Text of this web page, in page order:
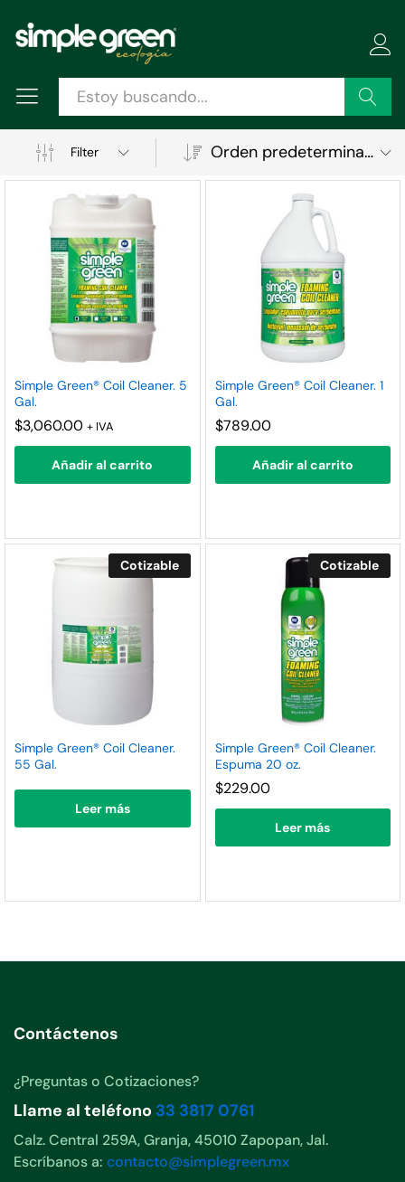
Buscar
Filter Orden predeterminado
Simple Green® Coil Cleaner. 5
Gal.
$3,060.00 + IVA
Añadir al carrito
Simple Green® Coil Cleaner. 1
Gal.
$789.00
Añadir al carrito
Cotizable
Simple Green® Coil Cleaner.
55 Gal.
Leer más
Cotizable
Simple Green® Coil Cleaner.
Espuma 20 oz.
$229.00
Leer más
Contáctenos
¿Preguntas o Cotizaciones?
Llame al teléfono 33 3817 0761
Calz. Central 259A, Granja, 45010 Zapopan, Jal.
Escríbanos a: contacto@simplegreen.mx